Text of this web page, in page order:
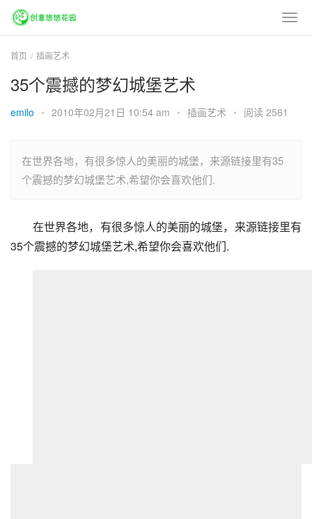
首页 插画艺术
35个震撼的梦幻城堡艺术
emilo • 2010年02月21日 10:54 am • 插画艺术 • 阅读 2561
在世界各地，有很多惊人的美丽的城堡，来源链接里有35
个震撼的梦幻城堡艺术,希望你会喜欢他们.
在世界各地，有很多惊人的美丽的城堡，来源链接里有
35个震撼的梦幻城堡艺术,希望你会喜欢他们.